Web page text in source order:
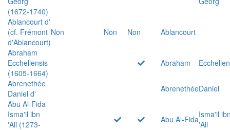
(1672-1740)
Ablancourt d'
(cf. Frémont
d'Ablancourt)
Non Non Non
Ablancourt
Abraham
Ecchellensis
(1605-1664)
Abraham
Abrenethée
Daniel d'
AbrenethéeDaniel
Abu Al-Fida
Isma'il ibn
'Ali (1273-
Abu Al-FidaIsma'il
'Ali